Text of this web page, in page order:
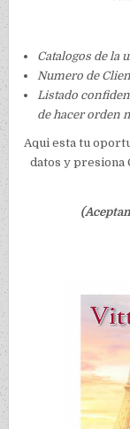
Catalogos de la
Numero de
Listado
de hacer orden
Aqui esta tu
datos y presiona